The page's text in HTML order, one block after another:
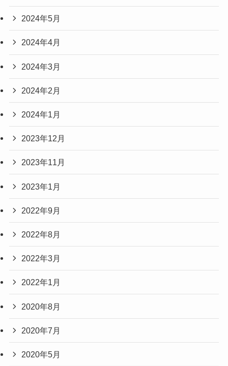
2024年5月
2024年4月
2024年3月
2024年2月
2024年1月
2023年12月
2023年11月
2023年1月
2022年9月
2022年8月
2022年3月
2022年1月
2020年8月
2020年7月
2020年5月